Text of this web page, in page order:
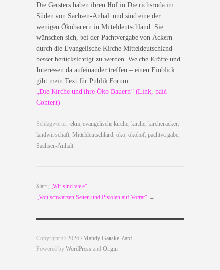
Die Gersters haben ihren Hof in Dietrichsroda im
Süden von Sachsen-Anhalt und sind eine der
wenigen Ökobauern in Mitteldeutschland. Sie
wünschen sich, bei der Pachtvergabe von Äckern
durch die Evangelische Kirche Mitteldeutschland
besser berücksichtigt zu werden. Welche Kräfte und
Interessen da aufeinander treffen – einen Einblick
gibt mein Text für Publik Forum.
„Die Kirche und ihre Öko-Bauern“ (Link, paid
Content)
Schlagwörter: ekm, evangelische kirche, kirche, kirchenacker,
landwirtschaft, Mitteldeutschland, öko, ökohof, pachtvergabe,
Sachsen-Anhalt
$larr; „Wir sind viele“
„Von schwarzen Seiten und Pistolen auf Vorrat“ →
Copyright © 2026 / Mandy Ganske-Zapf
Powered by WordPress and Origin